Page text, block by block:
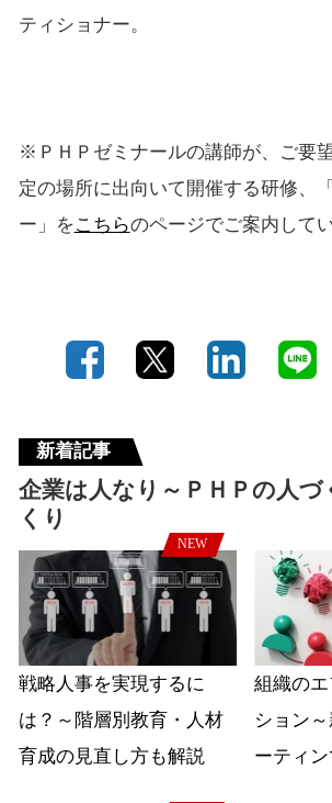
ティショナー。
※ＰＨＰゼミナールの講師が、ご要
定の場所に出向いて開催する研修、
ー」をこちらのページでご案内して
新着記事
企業は人なり～ＰＨＰの人づ
くり
NEW
戦略人事を実現するに
は？～階層別教育・人材
育成の見直し方も解説
組織の
ション
ーティ